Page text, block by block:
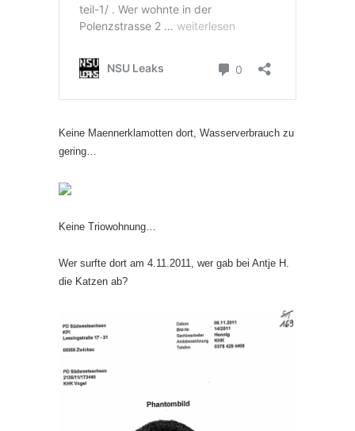
Keine Maennerklamotten dort, Wasserverbrauch zu
gering…
Keine Triowohnung…
Wer surfte dort am 4.11.2011, wer gab bei Antje H.
die Katzen ab?